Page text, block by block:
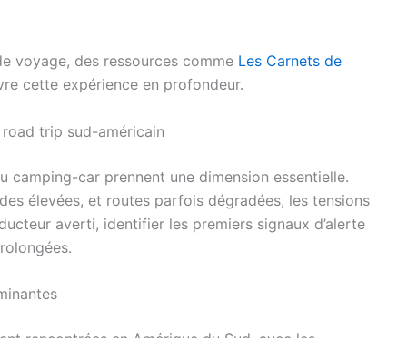
voyage, des ressources comme Les Carnets de
cette expérience en profondeur.
trip sud-américain
camping-car prennent une dimension essentielle.
élevées, et routes parfois dégradées, les tensions
averti, identifier les premiers signaux d’alerte